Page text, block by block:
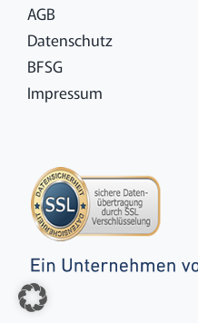
AGB
Datenschutz
BFSG
Impressum